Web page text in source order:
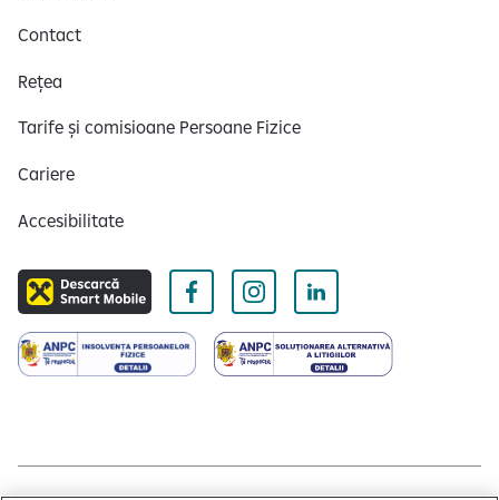
Contact
Rețea
Tarife și comisioane Persoane Fizice
Cariere
Accesibilitate